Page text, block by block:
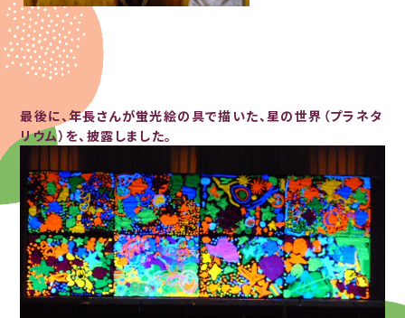
最後に、年長さんが蛍光絵の具で描いた、星の世界（プラネタ
リウム）を、披露しました。